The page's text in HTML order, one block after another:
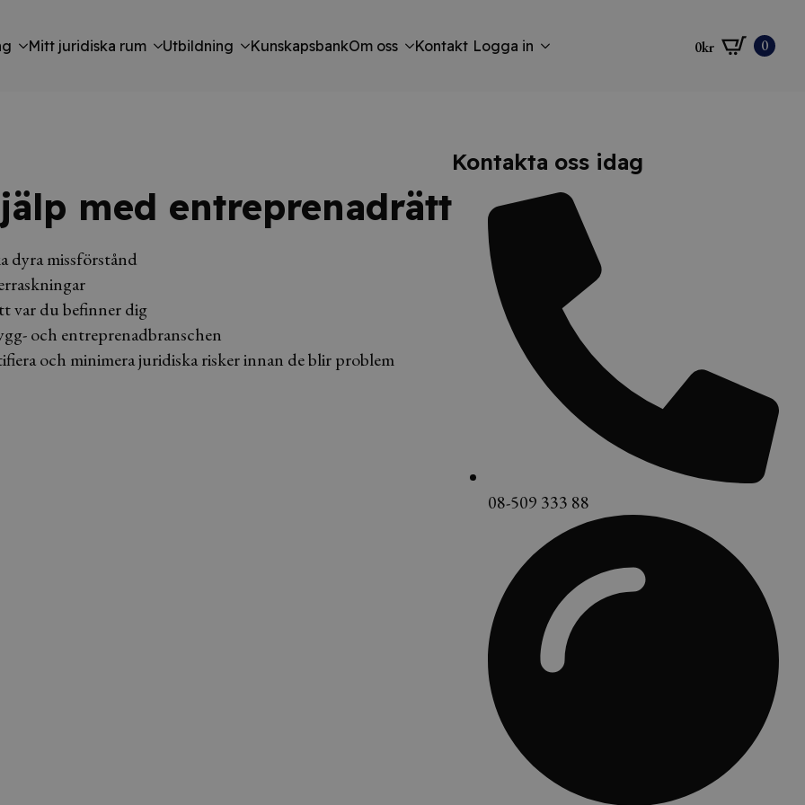
Mitt juridiska rum Utbildning KunskapsbankOm oss Kontakt Logga in 0kr 0
med entreprenadrätt
dyra missförstånd
var du befinner dig
och entreprenadbranschen
och minimera juridiska risker innan de blir problem
Kontakta oss idag
08-509 333 88